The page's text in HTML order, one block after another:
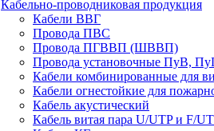
Кабельно-проводниковая продукция
Кабели ВВГ
Провода ПВС
Провода ПГВВП (ШВВП)
Провода установочные ПуВ,
Кабели комбинированные для
Кабели огнестойкие для
Кабель акустический
Кабель витая пара U/UTP и F/